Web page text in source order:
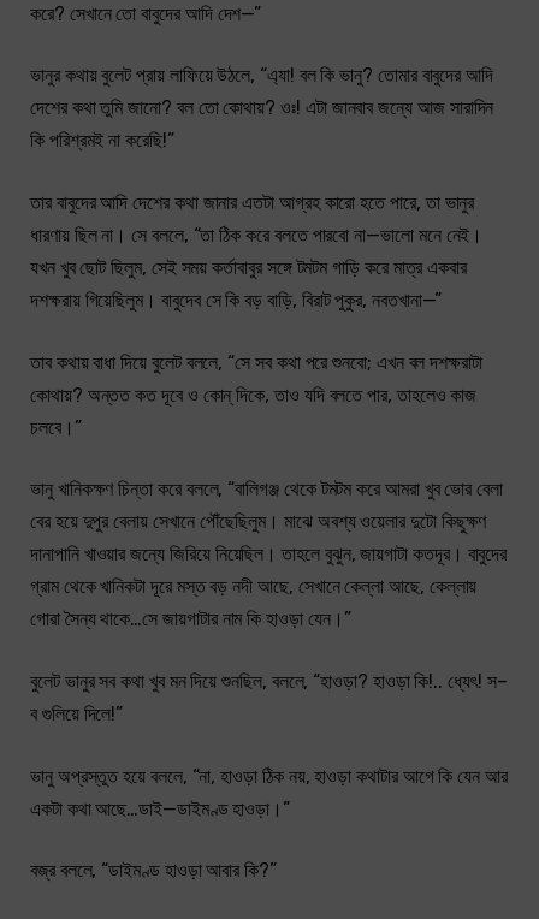
করে? সেখানে তো বাবুদের আদি দেশ—”
ভানুর কথায় বুলেট প্রায় লাফিয়ে উঠলে, “এ্যা! বল কি ভানু? তোমার বাবুদের আদি
দেশের কথা তুমি জানো? বল তো কোথায়? ওঃ! এটা জানবাব জন্যে আজ সারাদিন
কি পরিশ্রমই না করেছি!”
তার বাবুদের আদি দেশের কথা জানার এতটা আগ্রহ কারো হতে পারে, তা ভানুর
ধারণায় ছিল না। সে বললে, “তা ঠিক করে বলতে পারবো না—ভালো মনে নেই।
যখন খুব ছোট ছিলুম, সেই সময় কর্তাবাবুর সঙ্গে টমটম গাড়ি করে মাত্র একবার
দশক্ষরায় গিয়েছিলুম। বাবুদেব সে কি বড় বাড়ি, বিরাট পুকুর, নবতখানা—”
তাব কথায় বাধা দিয়ে বুলেট বললে, “সে সব কথা পরে শুনবো; এখন বল দশক্ষরাটা
কোথায়? অন্তত কত দূবে ও কোন্ দিকে, তাও যদি বলতে পার, তাহলেও কাজ
চলবে।”
ভানু খানিকক্ষণ চিন্তা করে বললে, “বালিগঞ্জ থেকে টমটম করে আমরা খুব ভোর বেলা
বের হয়ে দুপুর বেলায় সেখানে পৌঁছেছিলুম। মাঝে অবশ্য ওয়েলার দুটো কিছুক্ষণ
দানাপানি খাওয়ার জন্যে জিরিয়ে নিয়েছিল। তাহলে বুঝুন, জায়গাটা কতদূর। বাবুদের
গ্রাম থেকে খানিকটা দূরে মস্ত বড় নদী আছে, সেখানে কেল্লা আছে, কেল্লায়
গোরা সৈন্য থাকে…সে জায়গাটার নাম কি হাওড়া যেন।”
বুলেট ভানুর সব কথা খুব মন দিয়ে শুনছিল, বললে, “হাওড়া? হাওড়া কি!.. ধ্যেৎ! স–
ব গুলিয়ে দিলে!”
ভানু অপ্রস্তুত হয়ে বললে, “না, হাওড়া ঠিক নয়, হাওড়া কথাটার আগে কি যেন আর
একটা কথা আছে…ডাই—ডাইমণ্ড হাওড়া।”
বজ্র বললে, “ডাইমণ্ড হাওড়া আবার কি?”